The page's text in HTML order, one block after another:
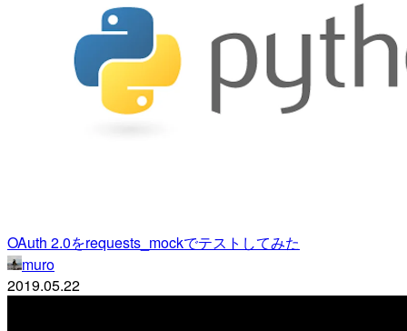
OAuth 2.0をrequests_mockでテストしてみた
muro
2019.05.22